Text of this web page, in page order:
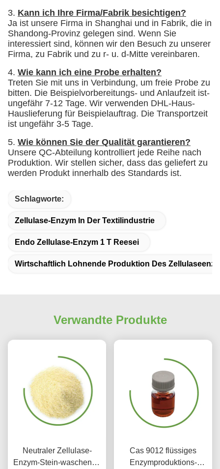
3. Kann ich Ihre Firma/Fabrik besichtigen?
Ja ist unsere Firma in Shanghai und in Fabrik, die in
Shandong-Provinz gelegen sind. Wenn Sie
interessiert sind, können wir den Besuch zu unserer
Firma, zu Fabrik und zu r- u. d-Mitte vereinbaren.
4. Wie kann ich eine Probe erhalten?
Treten Sie mit uns in Verbindung, um freie Probe zu
bitten. Die Beispielvorbereitungs- und Anlaufzeit ist-
ungefähr 7-12 Tage. Wir verwenden DHL-Haus-
Hauslieferung für Beispielauftrag. Die Transportzeit
ist ungefähr 3-5 Tage.
5. Wie können Sie der Qualität garantieren?
Unsere QC-Abteilung kontrolliert jede Reihe nach
Produktion. Wir stellen sicher, dass das geliefert zu
werden Produkt innerhalb des Standards ist.
Schlagworte:
Zellulase-Enzym In Der Textilindustrie
Endo Zellulase-Enzym 1 T Reesei
Wirtschaftlich Lohnende Produktion Des
Verwandte Produkte
Neutraler Zellulase-
Enzym-Stein-waschende
Cas 9012 flüssiges
Enzymproduktions-